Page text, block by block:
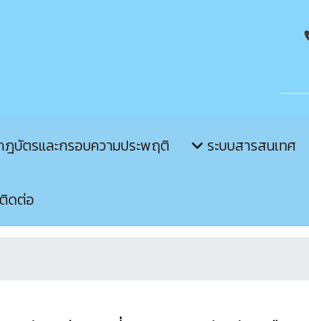
ฎบัตรและกรอบความประพฤติ ระบบสารสนเทศ
ติดต่อ